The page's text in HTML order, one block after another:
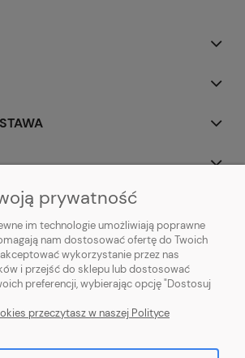
9, 31-457 Kraków, woj. małopolskie | E-mail:
120911970
prywatność
im technologie umożliwiają poprawne
nam dostosować ofertę do Twoich
wykorzystanie przez nas
i przejść do sklepu lub dostosować
preferencji, wybierając opcję "Dostosuj
przeczytasz w naszej Polityce